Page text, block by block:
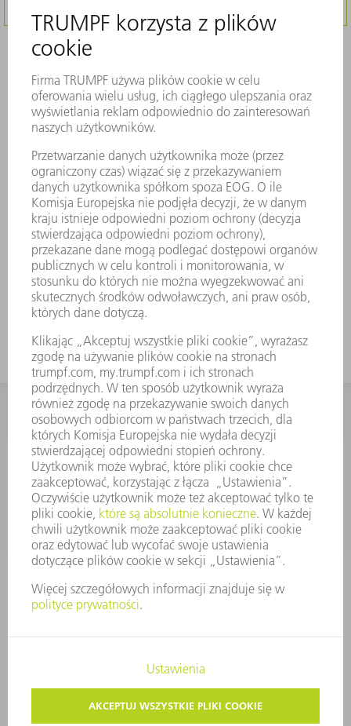
KONTAKT
Dział Części Zamiennych i Narzędzi
48225753936
8.00 - 17.00
czesci.zamienne@trumpf.com
PRAWA AUTORSKIE I PRAWA DOTYCZĄCE ZNAKÓW TOWAROWYCH
WARUNKI UŻYTKOWANIA